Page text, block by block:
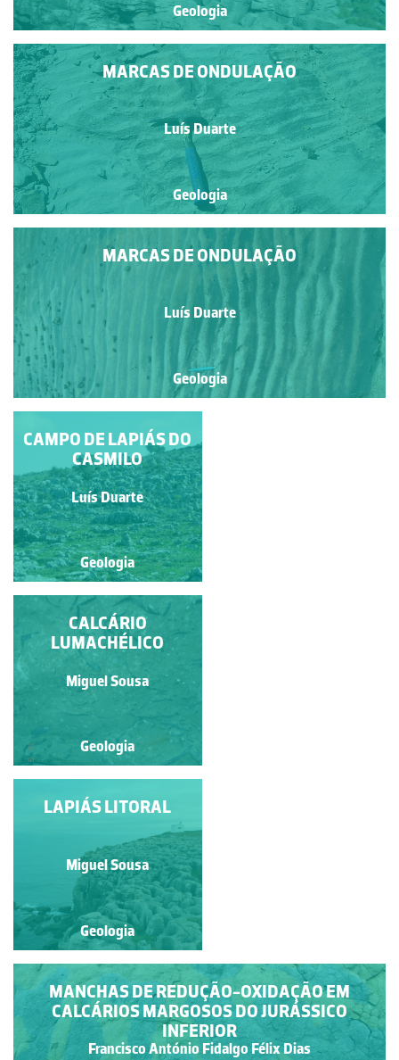
Geologia
MARCAS DE ONDULAÇÃO
Luís Duarte
Geologia
MARCAS DE ONDULAÇÃO
Luís Duarte
Geologia
FÓSSEIS DE CORAIS E
CRINÓIDES
Luís Duarte
Geologia
CAMPO DE LAPIÁS DO
CASMILO
Luís Duarte
Geologia
ALTERNÂNCIAS
MARGA-CALCÁRIO
Luís Duarte
Geologia
CALCÁRIO
LUMACHÉLICO
Miguel Sousa
Geologia
PENEDO DO GUINCHO
Miguel Sousa
Geologia
LAPIÁS LITORAL
Miguel Sousa
Geologia
MANCHAS DE REDUÇÃO-OXIDAÇÃO EM
CALCÁRIOS MARGOSOS DO JURÁSSICO
INFERIOR
Francisco António Fidalgo Félix Dias